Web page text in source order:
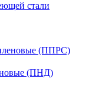
стали
(ППРС)
(ПНД)